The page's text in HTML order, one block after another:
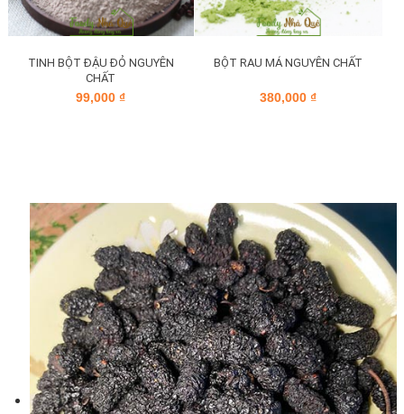
TINH BỘT ĐẬU ĐỎ NGUYÊN
CHẤT
99,000₫
BỘT RAU MÁ NGUYÊN CHẤT
380,000 ₫